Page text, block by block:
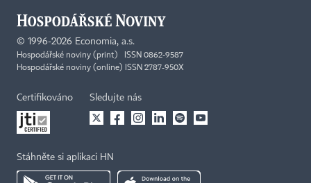
© 1996-2026 Economia, a.s.
Hospodářské noviny (print) ISSN 0862-9587
Hospodářské noviny (online) ISSN 2787-950X
Certifikováno Sledujte nás
Stáhněte si aplikaci HN